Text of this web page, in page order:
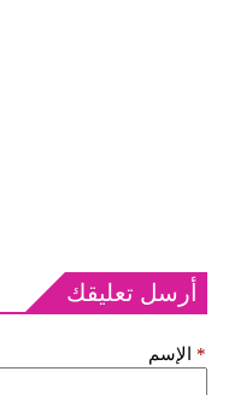
أرسل تعليقك
الإسم *